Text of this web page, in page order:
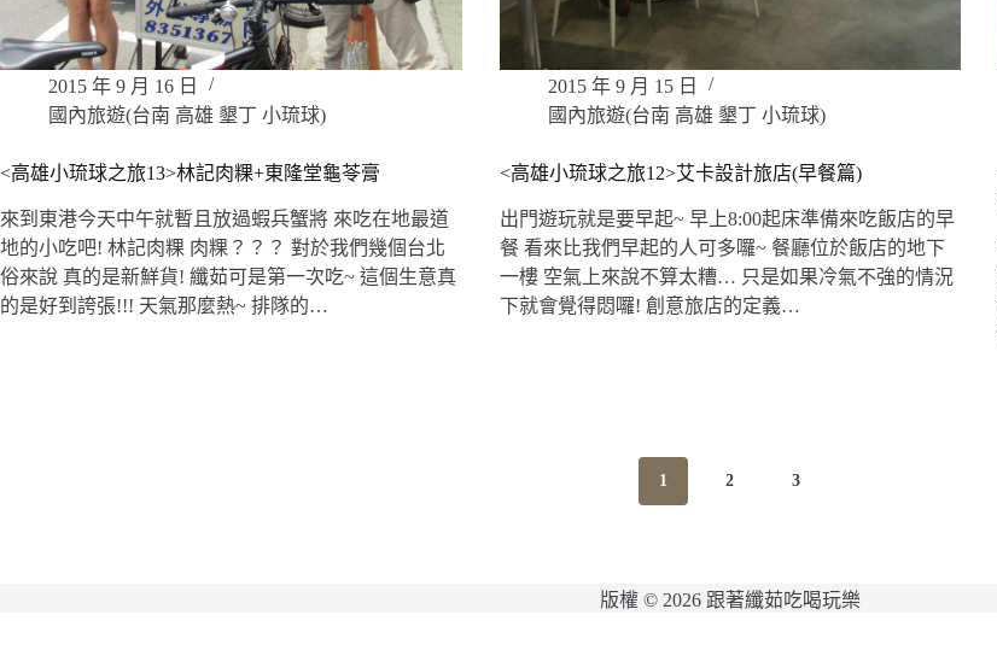
2015 年 9 月 16 日
國內旅遊(台南 高雄 墾丁 小琉球)
<高雄小琉球之旅13>林記肉粿+東隆堂龜苓膏
來到東港今天中午就暫且放過蝦兵蟹將 來吃在地最道
地的小吃吧! 林記肉粿 肉粿？？？ 對於我們幾個台北
俗來說 真的是新鮮貨! 纖茹可是第一次吃~ 這個生意真
的是好到誇張!!! 天氣那麼熱~ 排隊的…
2015 年 9 月 15 日
國內旅遊(台南 高雄 墾丁 小琉球)
<高雄小琉球之旅12>艾卡設計旅店(早餐篇)
出門遊玩就是要早起~ 早上8:00起床準備來吃飯店的早
餐 看來比我們早起的人可多囉~ 餐廳位於飯店的地下
一樓 空氣上來說不算太糟… 只是如果冷氣不強的情況
下就會覺得悶囉! 創意旅店的定義…
1 2 3
版權 © 2026 跟著纖茹吃喝玩樂